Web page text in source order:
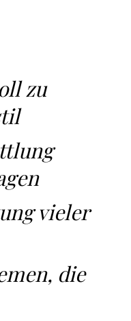
zu
vieler
die